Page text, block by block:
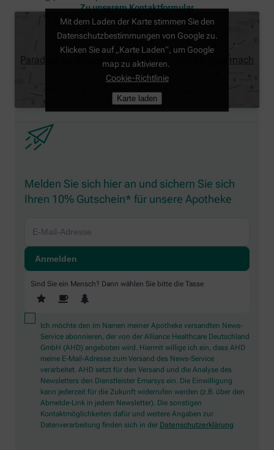
Zu unserem Kontaktformular
Paradies Apotheke, Bahnhofstr. 35, 56626 Andernach
Mit dem Laden der Karte stimmen Sie den
Datenschutzbestimmungen von Google zu.
Klicken Sie auf „Karte Laden“, um Google
map zu aktivieren.
Cookie-Richtlinie
Karte laden
Melden Sie sich hier an und sichern Sie sich
Ihren 10% Gutschein* für unsere Apotheke
Sind Sie ein Mensch? Dann wählen Sie bitte die Tasse
Ich möchte den im Namen meiner Apotheke versandten News-
Service abonnieren, der von der Alliance Healthcare Deutschland
GmbH (AHD) angeboten wird. Hiermit willige ich ein, dass AHD
meine E-Mail-Adresse zum Versand des News-Service
verarbeitet. AHD setzt für den Versand und die Analyse des
Newsletters den Dienstleister Emarsys ein. Die Einwilligung
kann jederzeit für die Zukunft widerrufen werden (z.B. über den
Abmelde-Link in jedem Newsletter). Die sonstigen
Kontaktmöglichkeiten dafür und weitere Angaben zur
Datenverarbeitung finden sich in der Datenschutzerklärung